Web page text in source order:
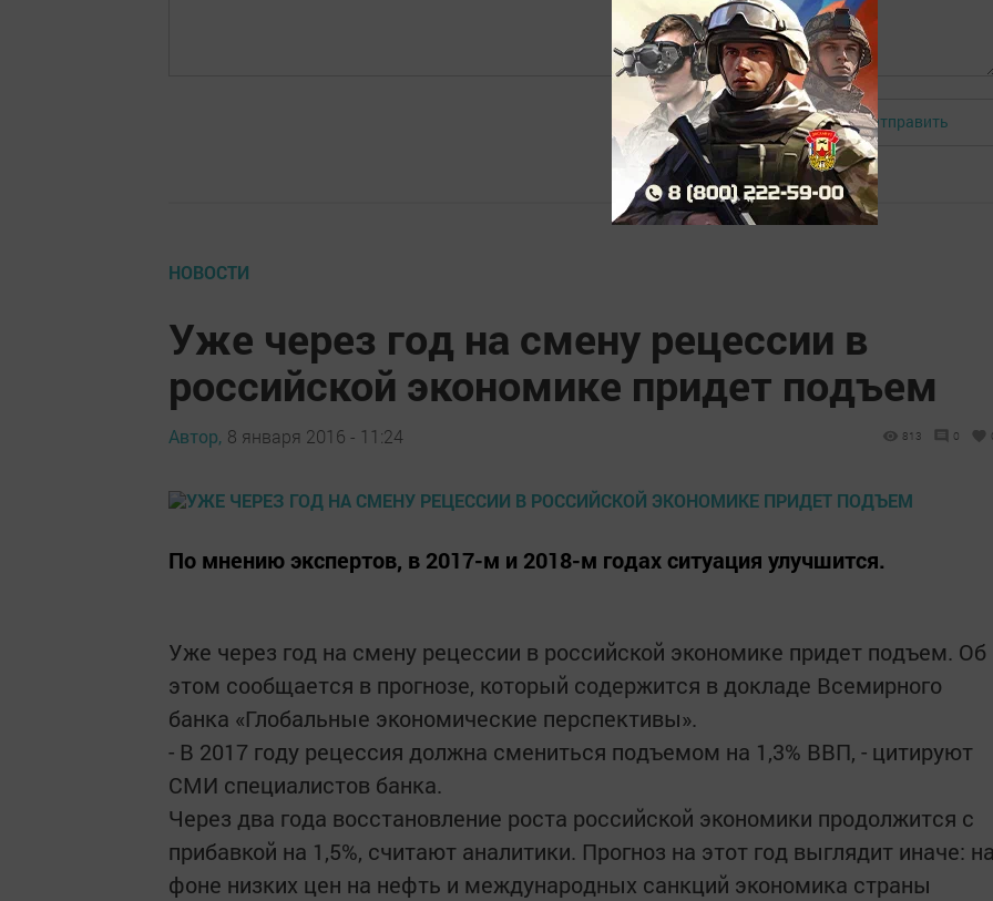
Авторизоваться Отправить
НОВОСТИ
Уже через год на смену рецессии в
российской экономике придет подъем
Автор, 8 января 2016 - 11:24 813 0
По мнению экспертов, в 2017-м и 2018-м годах ситуация улучшится.
Уже через год на смену рецессии в российской экономике придет подъем. Об
этом сообщается в прогнозе, который содержится в докладе Всемирного
банка «Глобальные экономические перспективы».
- В 2017 году рецессия должна смениться подъемом на 1,3% ВВП, - цитируют
СМИ специалистов банка.
Через два года восстановление роста российской экономики продолжится с
прибавкой на 1,5%, считают аналитики. Прогноз на этот год выглядит иначе:
фоне низких цен на нефть и международных санкций экономика страны